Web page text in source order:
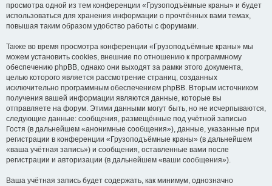
просмотра одной из тем конференции «Грузоподъёмные краны» и будет
использоваться для хранения информации о прочтённых вами темах,
повышая таким образом удобство работы с форумами.
Также во время просмотра конференции «Грузоподъёмные краны» мы
можем установить cookies, внешние по отношению к программному
обеспечению phpBB, однако они выходят за рамки этого документа,
целью которого является рассмотрение страниц, созданных
исключительно программным обеспечением phpBB. Вторым источником
получения вашей информации являются данные, которые вы
отправляете на форум. Этими данными могут быть, но не исчерпываются,
следующие данные: сообщения, размещённые под учётной записью
Гостя (в дальнейшем «анонимные сообщения»), данные, указанные при
регистрации в конференции «Грузоподъёмные краны» (в дальнейшем
«ваша учётная запись») и сообщения, оставленные вами после
регистрации и авторизации (в дальнейшем «ваши сообщения»).
Ваша учётная запись будет содержать, как минимум, однозначно